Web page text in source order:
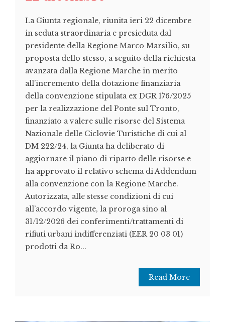
La Giunta regionale, riunita ieri 22 dicembre
in seduta straordinaria e presieduta dal
presidente della Regione Marco Marsilio, su
proposta dello stesso, a seguito della richiesta
avanzata dalla Regione Marche in merito
all’incremento della dotazione finanziaria
della convenzione stipulata ex DGR 176/2025
per la realizzazione del Ponte sul Tronto,
finanziato a valere sulle risorse del Sistema
Nazionale delle Ciclovie Turistiche di cui al
DM 222/24, la Giunta ha deliberato di
aggiornare il piano di riparto delle risorse e
ha approvato il relativo schema di Addendum
alla convenzione con la Regione Marche.
Autorizzata, alle stesse condizioni di cui
all’accordo vigente, la proroga sino al
31/12/2026 dei conferimenti/trattamenti di
rifiuti urbani indifferenziati (EER 20 03 01)
prodotti da Ro...
Read More